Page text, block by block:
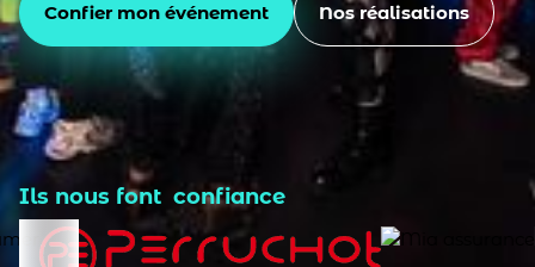
Confier mon événement Nos réalisations
Ils nous font confiance